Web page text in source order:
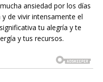
ansiedad por los días
de vivir intensamente el
tu alegría y te
y tus recursos.